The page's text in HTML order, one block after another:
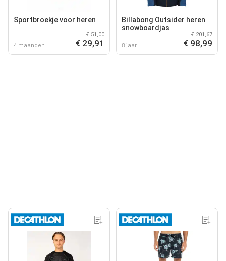
Sportbroekje voor heren
4 maanden
€ 51,00
€ 29,91
Billabong Outsider heren
snowboardjas
8 jaar
€ 201,67
€ 98,99